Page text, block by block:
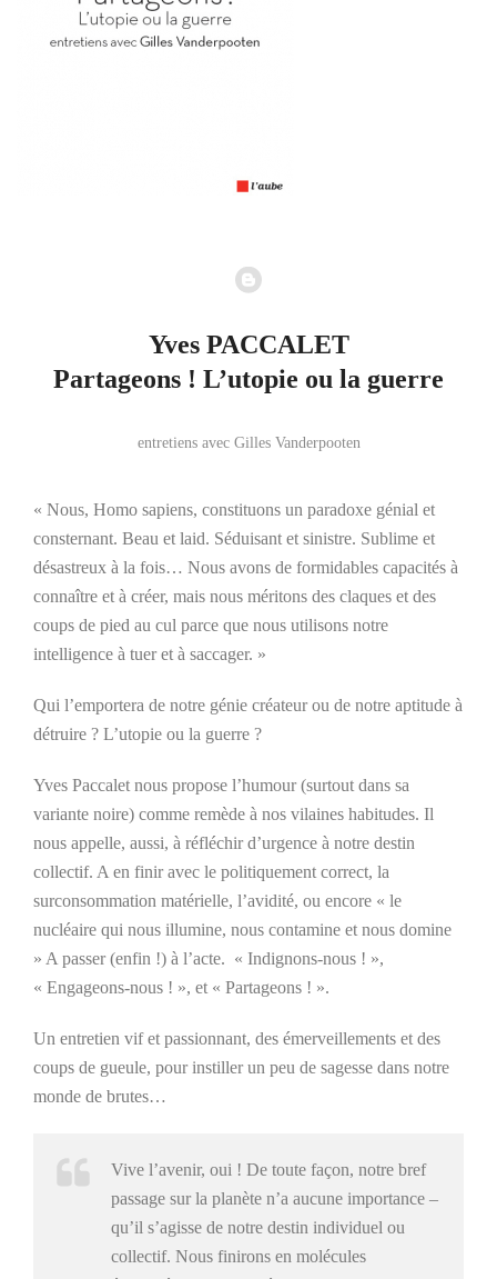
Yves PACCALET
Partageons ! L’utopie ou la guerre
entretiens avec Gilles Vanderpooten
« Nous, Homo sapiens, constituons un paradoxe génial et
consternant. Beau et laid. Séduisant et sinistre. Sublime et
désastreux à la fois… Nous avons de formidables capacités à
connaître et à créer, mais nous méritons des claques et des
coups de pied au cul parce que nous utilisons notre
intelligence à tuer et à saccager. »
Qui l’emportera de notre génie créateur ou de notre aptitude à
détruire ? L’utopie ou la guerre ?
Yves Paccalet nous propose l’humour (surtout dans sa
variante noire) comme remède à nos vilaines habitudes. Il
nous appelle, aussi, à réfléchir d’urgence à notre destin
collectif. A en finir avec le politiquement correct, la
surconsommation matérielle, l’avidité, ou encore « le
nucléaire qui nous illumine, nous contamine et nous domine
» A passer (enfin !) à l’acte. « Indignons-nous ! »,
« Engageons-nous ! », et « Partageons ! ».
Un entretien vif et passionnant, des émerveillements et des
coups de gueule, pour instiller un peu de sagesse dans notre
monde de brutes…
Vive l’avenir, oui ! De toute façon, notre bref
passage sur la planète n’a aucune importance –
qu’il s’agisse de notre destin individuel ou
collectif. Nous finirons en molécules